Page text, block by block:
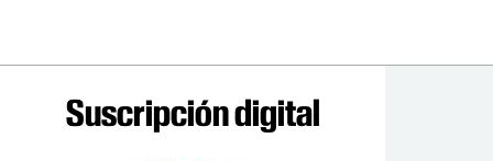
Suscripción digital